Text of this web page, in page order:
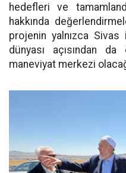
hedefleri ve
hakkında
projenin yalnızca
dünyası açısından
maneviyat merkezi